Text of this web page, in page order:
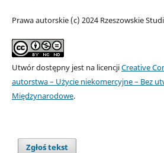
Prawa autorskie (c) 2024 Rzeszowskie
Utwór dostępny jest na licencjiCreative
autorstwa – Użycie niekomercyjne – Bez
Międzynarodowe.
Zgłoś tekst